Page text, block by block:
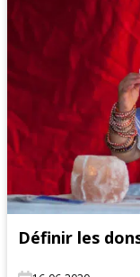
Définir les